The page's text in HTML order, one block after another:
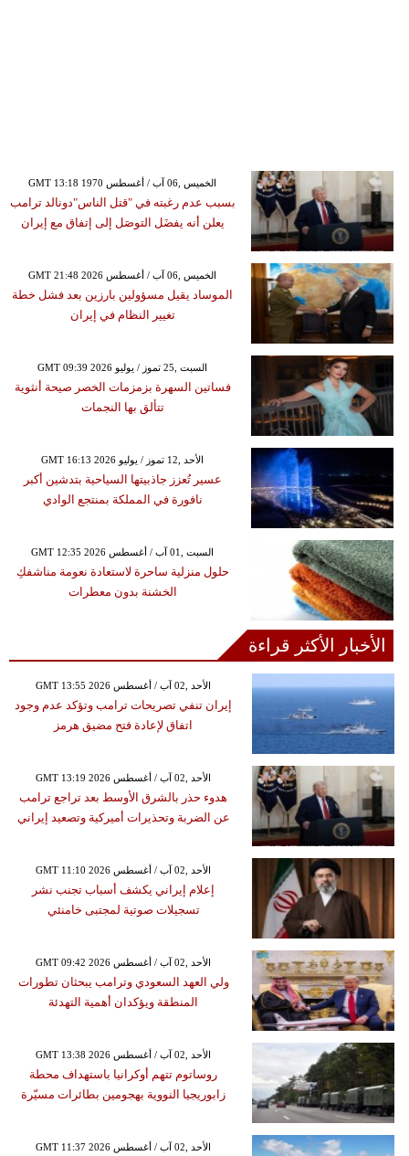
GMT 13:18 1970 الخميس ,06 آب / أغسطس
بسبب عدم رغبته في "قتل الناس"دونالد ترامب
يعلن أنه يفضَل التوصَل إلى إتفاق مع إيران
GMT 21:48 2026 الخميس ,06 آب / أغسطس
الموساد يقيل مسؤولين بارزين بعد فشل خطة
تغيير النظام في إيران
GMT 09:39 2026 السبت ,25 تموز / يوليو
فساتين السهرة بزمزمات الخصر صيحة أنثوية
تتألق بها النجمات
GMT 16:13 2026 الأحد ,12 تموز / يوليو
عسير تُعزز جاذبيتها السياحية بتدشين أكبر
نافورة في المملكة بمنتجع الوادي
GMT 12:35 2026 السبت ,01 آب / أغسطس
حلول منزلية ساحرة لاستعادة نعومة مناشفكِ
الخشنة بدون معطرات
الأخبار الأكثر قراءة
GMT 13:55 2026 الأحد ,02 آب / أغسطس
إيران تنفي تصريحات ترامب وتؤكد عدم وجود
اتفاق لإعادة فتح مضيق هرمز
GMT 13:19 2026 الأحد ,02 آب / أغسطس
هدوء حذر بالشرق الأوسط بعد تراجع ترامب
عن الضربة وتحذيرات أميركية وتصعيد إيراني
GMT 11:10 2026 الأحد ,02 آب / أغسطس
إعلام إيراني يكشف أسباب تجنب نشر
تسجيلات صوتية لمجتبى خامنئي
GMT 09:42 2026 الأحد ,02 آب / أغسطس
ولي العهد السعودي وترامب يبحثان تطورات
المنطقة ويؤكدان أهمية التهدئة
GMT 13:38 2026 الأحد ,02 آب / أغسطس
روساتوم تتهم أوكرانيا باستهداف محطة
زابوريجيا النووية بهجومين بطائرات مسيّرة
GMT 11:37 2026 الأحد ,02 آب / أغسطس